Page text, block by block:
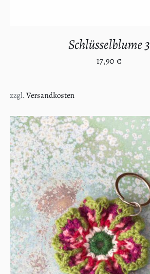
Schlüsselblume 3
17,90 €
zzgl.Versandkosten
IN DEN WARENKORB
/
DETAILS